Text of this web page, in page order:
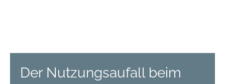
Der Nutzungsaufall beim